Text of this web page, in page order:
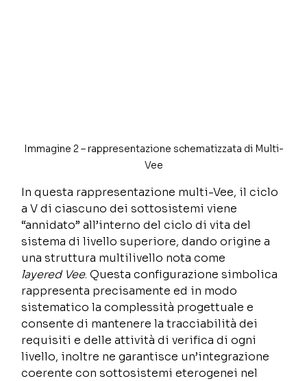
Immagine 2 – rappresentazione schematizzata di Multi-
Vee
In questa rappresentazione multi-Vee, il ciclo
a V di ciascuno dei sottosistemi viene
“annidato” all’interno del ciclo di vita del
sistema di livello superiore, dando origine a
una struttura multilivello nota come
layered Vee. Questa configurazione simbolica
rappresenta precisamente ed in modo
sistematico la complessità progettuale e
consente di mantenere la tracciabilità dei
requisiti e delle attività di verifica di ogni
livello, inoltre ne garantisce un’integrazione
coerente con sottosistemi eterogenei nel